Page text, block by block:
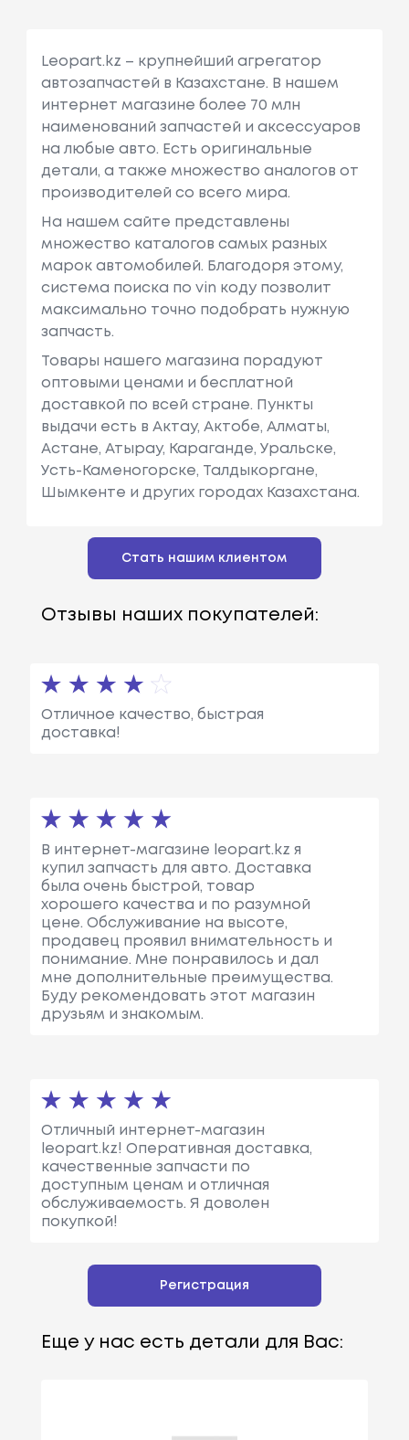
Leopart.kz – крупнейший агрегатор
автозапчастей в Казахстане. В нашем
интернет магазине более 70 млн
наименований запчастей и аксессуаров
на любые авто. Есть оригинальные
детали, а также множество аналогов от
производителей со всего мира.
На нашем сайте представлены
множество каталогов самых разных
марок автомобилей. Благодоря этому,
система поиска по vin коду позволит
максимально точно подобрать нужную
запчасть.
Товары нашего магазина порадуют
оптовыми ценами и бесплатной
доставкой по всей стране. Пункты
выдачи есть в Актау, Актобе, Алматы,
Астане, Атырау, Караганде, Уральске,
Усть-Каменогорске, Талдыкоргане,
Шымкенте и других городах Казахстана.
Стать нашим клиентом
Отзывы наших покупателей:
Отличное качество, быстрая
доставка!
В интернет-магазине leopart.kz я
купил запчасть для авто. Доставка
была очень быстрой, товар
хорошего качества и по разумной
цене. Обслуживание на высоте,
продавец проявил внимательность и
понимание. Мне понравилось и дал
мне дополнительные преимущества.
Буду рекомендовать этот магазин
друзьям и знакомым.
Отличный интернет-магазин
leopart.kz! Оперативная доставка,
качественные запчасти по
доступным ценам и отличная
обслуживаемость. Я доволен
покупкой!
Регистрация
Еще у нас есть детали для Вас: